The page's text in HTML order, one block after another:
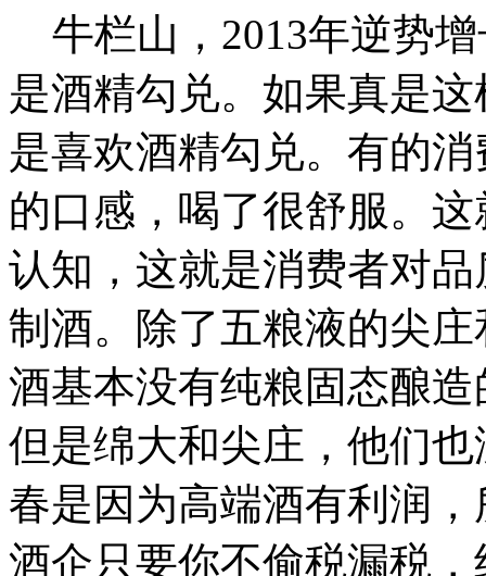
牛栏山，2013年逆势
是酒精勾兑。如果真是
是喜欢酒精勾兑。有的
的口感，喝了很舒服。
认知，这就是消费者对
制酒。除了五粮液的尖
酒基本没有纯粮固态酿
但是绵大和尖庄，他们
春是因为高端酒有利润
酒企只要你不偷税漏税